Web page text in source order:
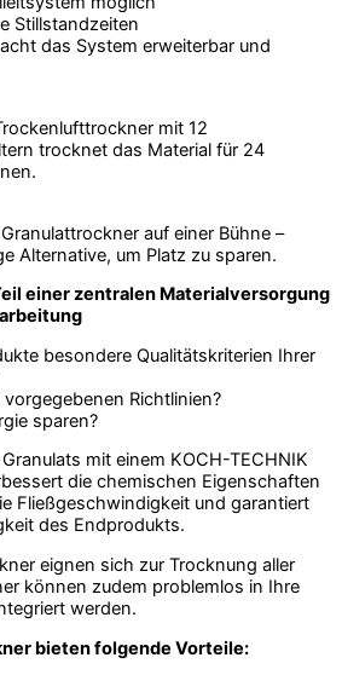
Stillstandzeiten
das System erweiterbar und
mit 12
trocknet das Material für 24
auf einer Bühne –
Alternative, um Platz zu sparen.
einer zentralen Materialversorgung
besondere Qualitätskriterien Ihrer
Richtlinien?
sparen?
mit einem KOCH-TECHNIK
die chemischen Eigenschaften
Fließgeschwindigkeit und garantiert
des Endprodukts.
eignen sich zur Trocknung aller
können zudem problemlos in Ihre
werden.
bieten folgende Vorteile: